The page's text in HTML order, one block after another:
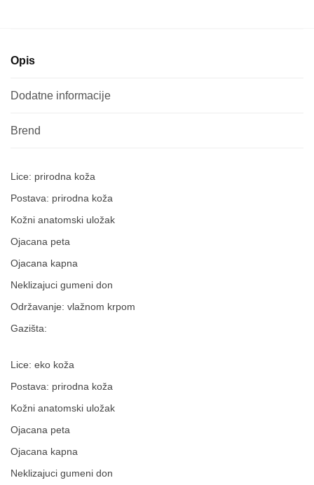
Opis
Dodatne informacije
Lice: prirodna koža
Postava: prirodna koža
Kožni anatomski uložak
Ojacana peta
Ojacana kapna
Neklizajuci gumeni don
Održavanje: vlažnom krpom
Gazišta:
Lice: eko koža
Postava: prirodna koža
Kožni anatomski uložak
Ojacana peta
Ojacana kapna
Neklizajuci gumeni don